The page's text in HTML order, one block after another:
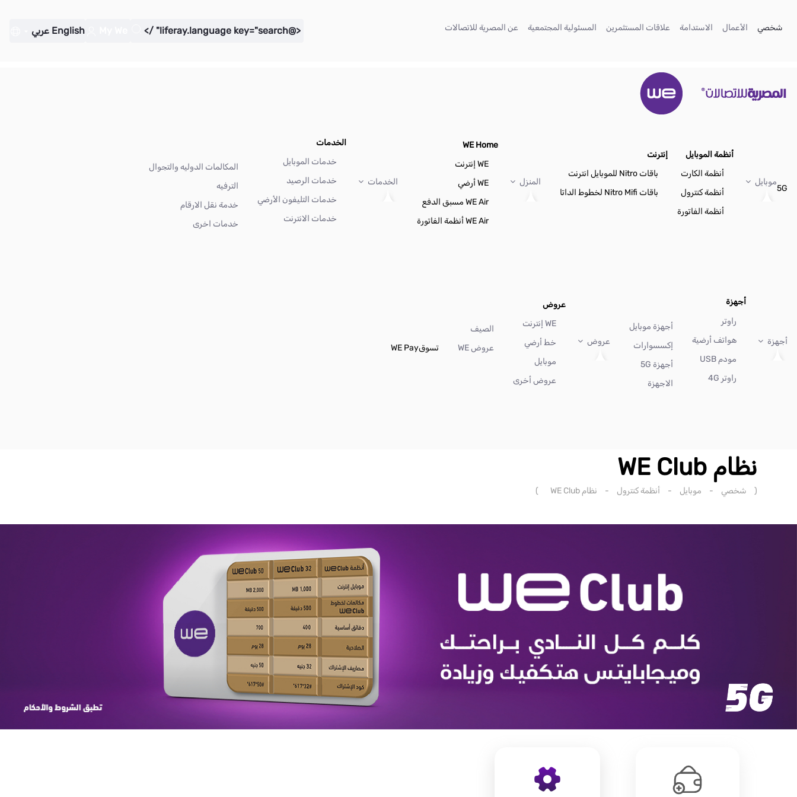
شخصي
الأعمال الاستدامة
(current) علاقات المستثمرين
(current) المسئولية المجتمعية
(current) عن المصرية للاتصالات <@liferay.language key="search" />
English عربي
5G
موبايل
أنظمة الموبايل
أنظمة الكارت
أنظمة كنترول
أنظمة الفاتورة
إنترنت
باقات Nitro للموبايل انترنت
باقات Nitro Mifi لخطوط الداتا
المنزل
WE Home
WE إنترنت
WE أرضي
WE Air مسبق الدفع
WE Air أنظمة الفاتورة
الخدمات
الخدمات
خدمات الموبايل
خدمات الرصيد
خدمات التليفون الأرضي
خدمات الانترنت
المكالمات الدوليه والتجوال
الترفيه
خدمة نقل الارقام
خدمات اخرى
أجهزة
أجهزة
راوتر
هواتف أرضية
مودم USB
راوتر 4G
أجهزة موبايل
إكسسوارات
أجهزة 5G
الاجهزة
عروض
عروض
WE إنترنت
خط أرضي
موبايل
عروض أخرى
الصيف
عروض WE
تسوقWE Pay
نظام WE Club
( شخصي - موبايل - أنظمة كنترول - نظام WE Club )